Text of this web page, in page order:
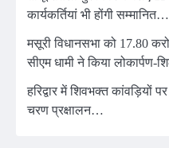
कार्यकर्तियां भी होंगी सम्मानित…
मसूरी विधानसभा को 17.80
सीएम धामी ने किया लोकार्पण-
हरिद्वार में शिवभक्त कांवड़ियों
चरण प्रक्षालन…